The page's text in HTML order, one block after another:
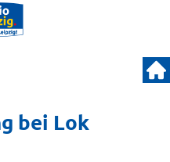
bei Lok